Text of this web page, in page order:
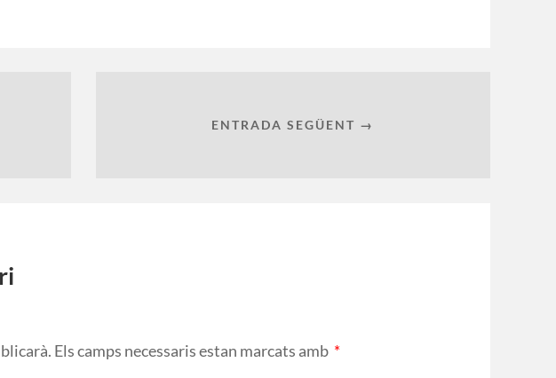
ENTRADA SEGÜENT →
Els camps necessaris estan marcats amb *